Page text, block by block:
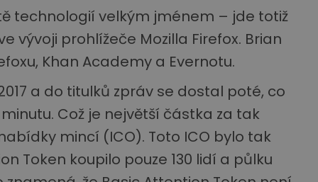
technologií velkým jménem – jde totiž
vývoji prohlížeče Mozilla Firefox. Brian
Khan Academy a Evernotu.
a do titulků zpráv se dostal poté, co
Což je největší částka za tak
mincí (ICO). Toto ICO bylo tak
Token koupilo pouze 130 lidí a půlku